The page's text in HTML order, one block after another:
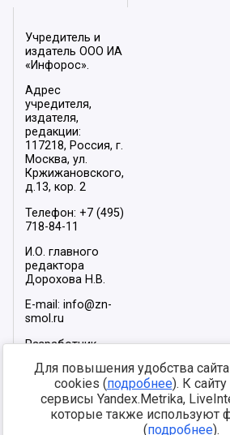
Учредитель и
издатель ООО ИА
«Инфорос».
Адрес
учредителя,
издателя,
редакции:
117218, Россия, г.
Москва, ул.
Кржижановского,
д.13, кор. 2
Телефон: +7 (495)
718-84-11
И.О. главного
редактора
Дорохова Н.В.
E-mail: info@zn-
smol.ru
Разработчик
2026
Мы в социальных
сетях:
Для повышения удобства
cookies (подробнее). К
сервисы Yandex.Metrika,
которые также используют
(подробнее).